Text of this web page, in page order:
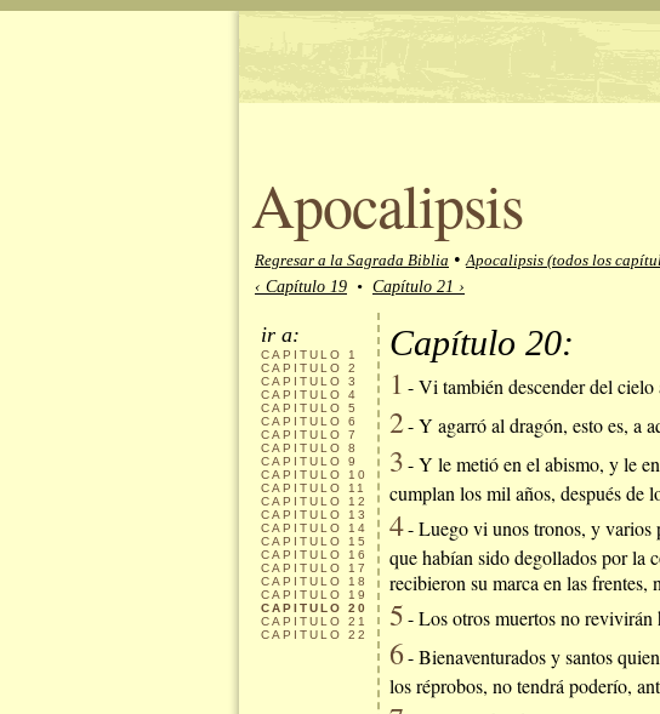
Apocalipsis
Regresar a la Sagrada Biblia • Apocalipsis (todos los
‹ Capítulo 19 • Capítulo 21 ›
ir a:
CAPITULO
1
CAPITULO
2
CAPITULO
3
CAPITULO
4
CAPITULO
5
CAPITULO
6
CAPITULO
7
CAPITULO
8
CAPITULO
9
CAPITULO
10
CAPITULO
11
CAPITULO
12
CAPITULO
13
CAPITULO
14
CAPITULO
15
CAPITULO
16
CAPITULO
17
CAPITULO
18
CAPITULO
19
CAPITULO
20
CAPITULO
21
CAPITULO
22
Capítulo 20:
1 - Vi también descender del
2- Y agarró al dragón, esto es, a
3- Y le metió en el abismo, y le
cumplan los mil años, después de
4- Luego vi unos tronos, y varios
que habían sido degollados por la
recibieron su marca en las
5- Los otros muertos no revivirán
6- Bienaventurados y santos
los réprobos, no tendrá poderío,